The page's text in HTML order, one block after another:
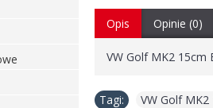
Opis Opinie (0)
VW Golf MK2 15cm
Tagi: VW Golf MK2